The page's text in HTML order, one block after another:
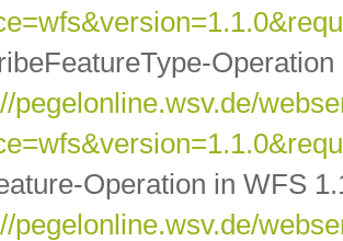
pegelonline.wsv.de/
Operation in WFS
pegelonline.wsv.de/